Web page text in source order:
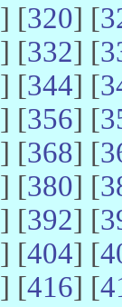
] [320] [
] [332] [
] [344] [
] [356] [
] [368] [
] [380] [
] [392] [
] [404] [
] [416] [